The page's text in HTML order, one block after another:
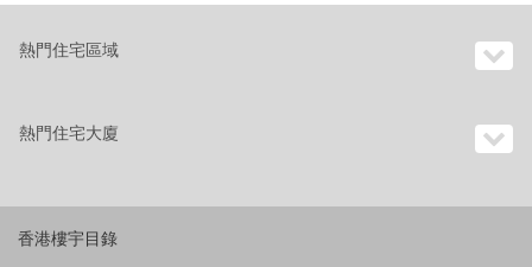
熱門住宅區域
熱門住宅大廈
香港樓宇目錄